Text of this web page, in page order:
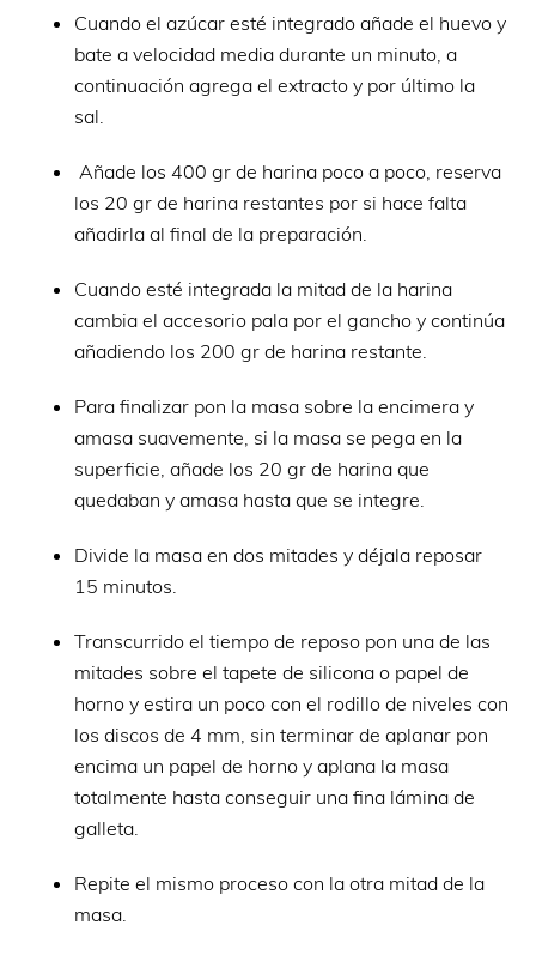
Cuando el azúcar esté integrado añade el huevo y
bate a velocidad media durante un minuto, a
continuación agrega el extracto y por último la
sal.
Añade los 400 gr de harina poco a poco, reserva
los 20 gr de harina restantes por si hace falta
añadirla al final de la preparación.
Cuando esté integrada la mitad de la harina
cambia el accesorio pala por el gancho y continúa
añadiendo los 200 gr de harina restante.
Para finalizar pon la masa sobre la encimera y
amasa suavemente, si la masa se pega en la
superficie, añade los 20 gr de harina que
quedaban y amasa hasta que se integre.
Divide la masa en dos mitades y déjala reposar
15 minutos.
Transcurrido el tiempo de reposo pon una de las
mitades sobre el tapete de silicona o papel de
horno y estira un poco con el rodillo de niveles con
los discos de 4 mm, sin terminar de aplanar pon
encima un papel de horno y aplana la masa
totalmente hasta conseguir una fina lámina de
galleta.
Repite el mismo proceso con la otra mitad de la
masa.